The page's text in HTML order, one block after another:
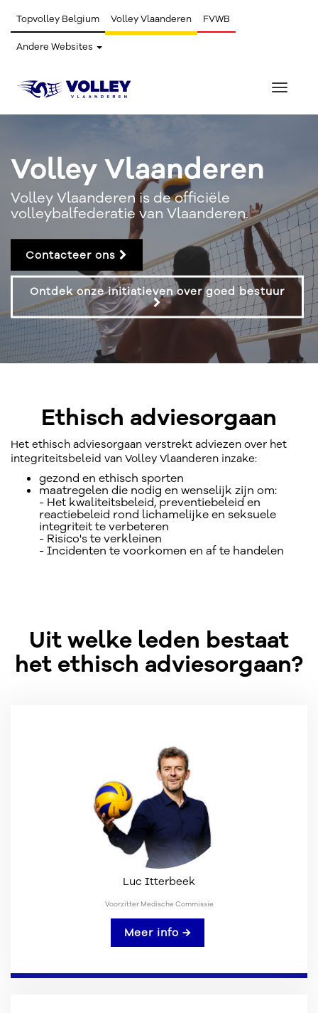
Topvolley Belgium Volley Vlaanderen FVWB
Andere Websites
Toggle
Volley Vlaanderen
Volley Vlaanderen is de officiële
volleybalfederatie van Vlaanderen.
Contacteer ons
Ontdek onze initiatieven over goed bestuur
Ethisch adviesorgaan
Het ethisch adviesorgaan verstrekt adviezen over het
integriteitsbeleid van Volley Vlaanderen inzake:
gezond en ethisch sporten
maatregelen die nodig en wenselijk zijn om:
- Het kwaliteitsbeleid, preventiebeleid en
reactiebeleid rond lichamelijke en seksuele
integriteit te verbeteren
- Risico's te verkleinen
- Incidenten te voorkomen en af te handelen
Uit welke leden bestaat
het ethisch adviesorgaan?
Luc Itterbeek
Voorzitter Medische Commissie
Meer info →